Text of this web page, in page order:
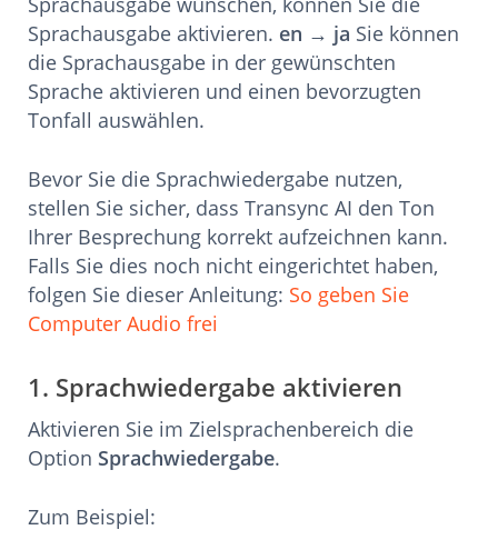
Sprachausgabe aktivieren. en → ja Sie können
die Sprachausgabe in der gewünschten
Sprache aktivieren und einen bevorzugten
Tonfall auswählen.
Bevor Sie die Sprachwiedergabe nutzen,
stellen Sie sicher, dass Transync AI den Ton
Ihrer Besprechung korrekt aufzeichnen kann.
Falls Sie dies noch nicht eingerichtet haben,
folgen Sie dieser Anleitung: So geben Sie
Computer Audio frei
1. Sprachwiedergabe aktivieren
Aktivieren Sie im Zielsprachenbereich die
Option Sprachwiedergabe.
Zum Beispiel: